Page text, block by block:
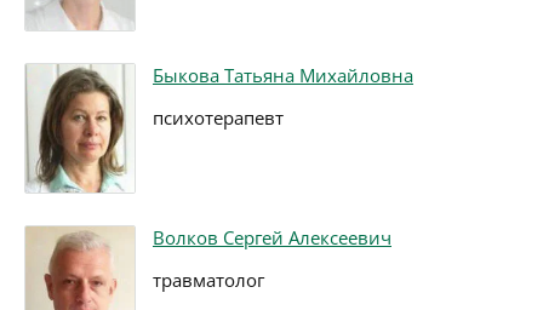
Быкова Татьяна Михайловна
психотерапевт
Волков Сергей Алексеевич
травматолог